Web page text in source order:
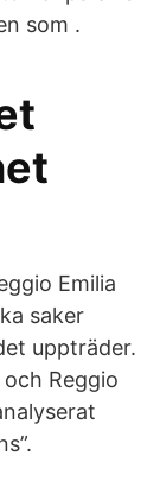
som .
Emilia
saker
uppträder.
Reggio